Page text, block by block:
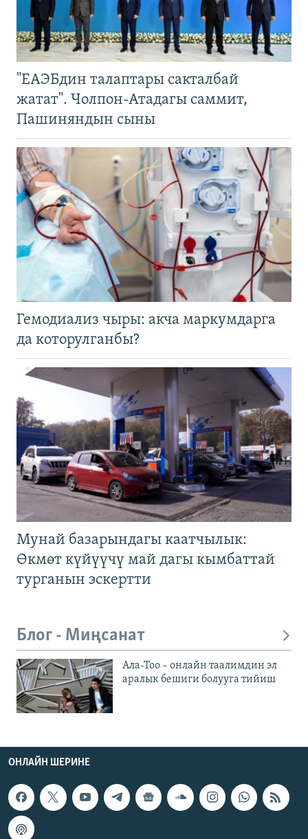
"ЕАЭБдин талаптары сакталбай
жатат". Чолпон-Атадагы саммит,
Пашиняндын сыны
Гемодиализ чыры: акча маркумдарга
да которулганбы?
Мунай базарындагы каатчылык:
Өкмөт күйүүчү май дагы кымбаттай
турганын эскертти
Блог - Миңсанат
Ала-Тоо – онлайн таалимдин эл
аралык бешиги болууга тийиш
ОНЛАЙН ШЕРИНЕ